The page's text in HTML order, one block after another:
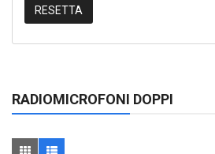
RESETTA
RADIOMICROFONI DOPPI